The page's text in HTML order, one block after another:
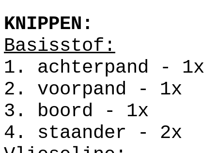
KNIPPEN:
Basisstof:
1. achterpand - 1x
2. voorpand - 1x
3. boord - 1x
4. staander - 2x